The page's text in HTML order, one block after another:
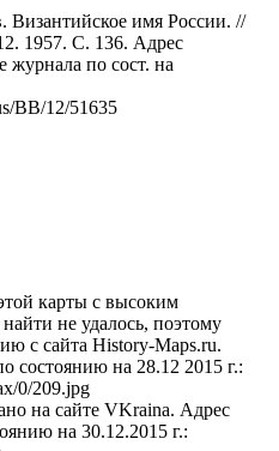
имя России. //
1957. С. 136. Адрес
журнала по сост. на
BB/12/51635
карты с высоким
не удалось, поэтому
с сайта History-Maps.ru.
состоянию на 28.12 2015 г.:
0/209.jpg
на сайте VKraina. Адрес
на 30.12.2015 г.: